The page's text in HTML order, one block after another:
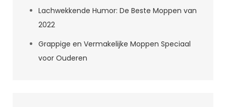
Lachwekkende Humor: De Beste Moppen van
2022
Grappige en Vermakelijke Moppen Speciaal
voor Ouderen